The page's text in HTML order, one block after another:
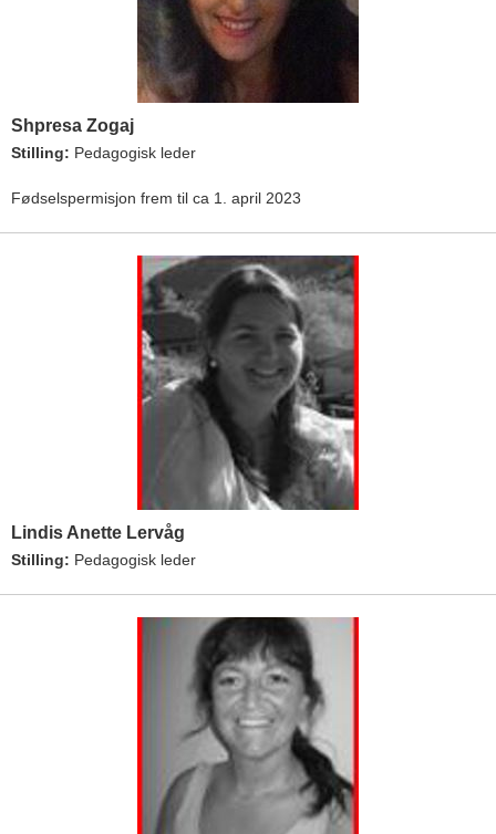
Shpresa Zogaj
Stilling: Pedagogisk leder
Fødselspermisjon frem til ca 1. april 2023
Lindis Anette Lervåg
Stilling: Pedagogisk leder